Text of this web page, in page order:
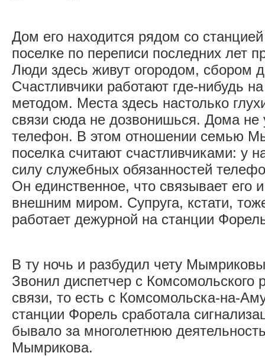
Дом его находится рядом со
поселке по переписи последних лет
Люди здесь живут огородом, сбором
Счастливчики работают где-нибудь
методом. Места здесь настолько
связи сюда не дозвонишься. Дома не
телефон. В этом отношении семью
поселка считают счастливчиками: у
силу служебных обязанностей
Он единственное, что связывает его
внешним миром. Супруга, кстати,
работает дежурной на станции
В ту ночь и разбудил чету
Звонил диспетчер с Комсомольского
связи, то есть с Комсомольска-на-
станции Форель сработала
бывало за многолетнюю
Мымрикова.